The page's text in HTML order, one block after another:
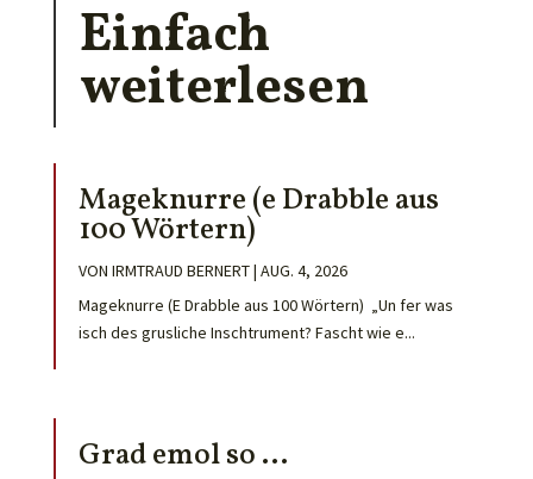
Einfach
weiterlesen
Mageknurre (e Drabble aus
100 Wörtern)
VON IRMTRAUD BERNERT| AUG. 4, 2026
Mageknurre (E Drabble aus 100 Wörtern) „Un fer was
isch des grusliche Inschtrument? Fascht wie e...
Grad emol so …